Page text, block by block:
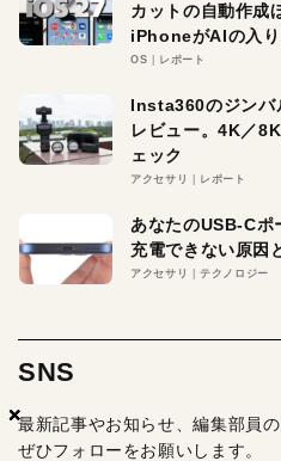
×
×
×
カットの自動作成
iPhoneがAIの入り
OS レポート
Insta360のジン
レビュー。4K／
ェック
アクセサリ レポート
あなたのUSB-Cポ
充電できない原因
アクセサリ テクノロジー
SNS
最新記事やお知らせ、編集部員
ぜひフォローをお願いします。